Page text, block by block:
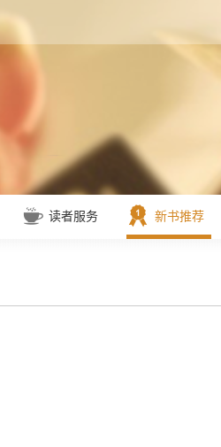
读者服务 新书推荐